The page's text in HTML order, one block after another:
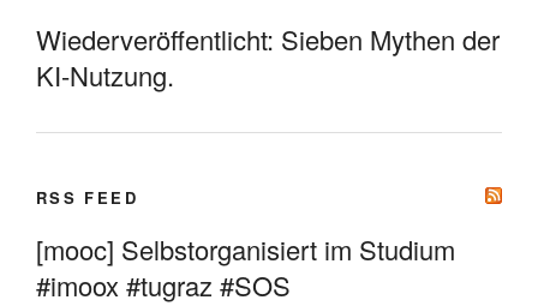
Wiederveröffentlicht: Sieben Mythen der
KI-Nutzung.
RSS FEED
[mooc] Selbstorganisiert im Studium
#imoox #tugraz #SOS